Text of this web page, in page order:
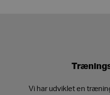
Vi har udviklet en